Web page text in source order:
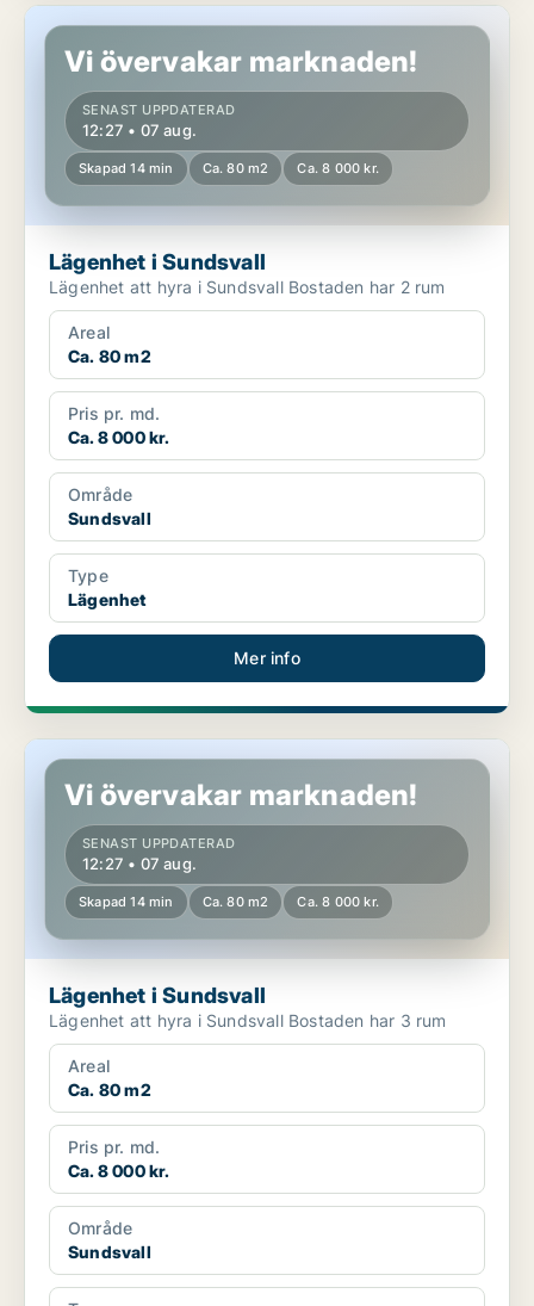
Lägenhet i Sundsvall
Vi övervakar marknaden!
SENAST UPPDATERAD
12:27 • 07 aug.
Skapad 14 min Ca. 80 m2 Ca. 8 000 kr.
Lägenhet i Sundsvall
Lägenhet att hyra i Sundsvall Bostaden har 2 rum
Areal
Ca. 80 m2
Pris pr. md.
Ca. 8 000 kr.
Område
Sundsvall
Type
Lägenhet
Mer info
Lägenhet i Sundsvall
Vi övervakar marknaden!
SENAST UPPDATERAD
12:27 • 07 aug.
Skapad 14 min Ca. 80 m2 Ca. 8 000 kr.
Lägenhet i Sundsvall
Lägenhet att hyra i Sundsvall Bostaden har 3 rum
Areal
Ca. 80 m2
Pris pr. md.
Ca. 8 000 kr.
Område
Sundsvall